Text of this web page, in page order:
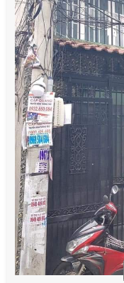
Trang chủ
Giới Thiệu
Nhà Cho Thuê
Nhà Bán Gò Vấp
Nhà Bán Quận 12
Tin tức, tư vấn
Tiện ích